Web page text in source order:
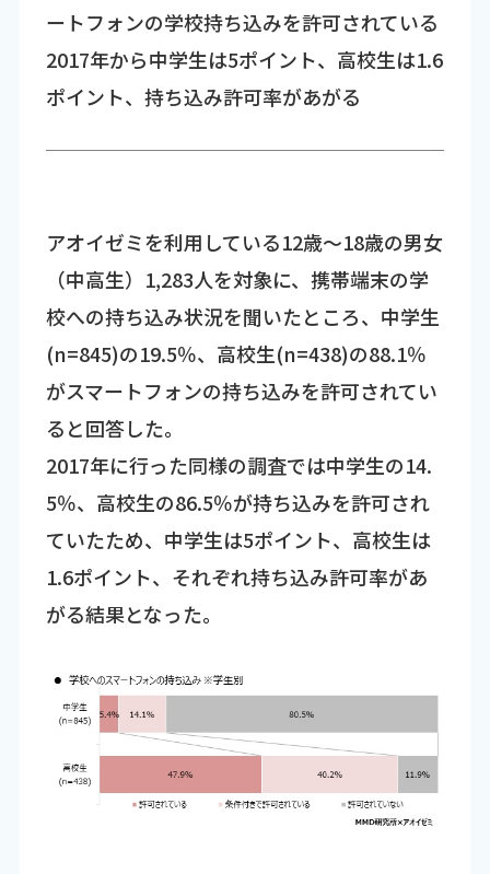
ートフォンの学校持ち込みを許可されている
2017年から中学生は5ポイント、高校生は1.6
ポイント、持ち込み許可率があがる
アオイゼミを利用している12歳～18歳の男女
（中高生）1,283人を対象に、携帯端末の学
校への持ち込み状況を聞いたところ、中学生
(n=845)の19.5％、高校生(n=438)の88.1％
がスマートフォンの持ち込みを許可されてい
ると回答した。
2017年に行った同様の調査では中学生の14.
5％、高校生の86.5％が持ち込みを許可され
ていたため、中学生は5ポイント、高校生は
1.6ポイント、それぞれ持ち込み許可率があ
がる結果となった。